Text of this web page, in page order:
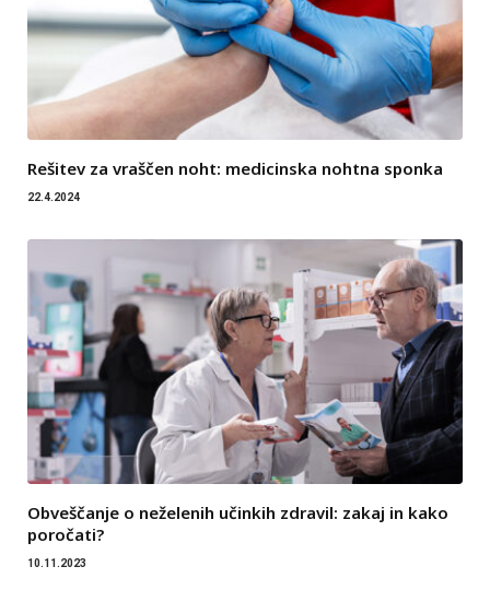
Rešitev za vraščen noht: medicinska nohtna sponka
22.4.2024
Obveščanje o neželenih učinkih zdravil: zakaj in kako
poročati?
10.11.2023